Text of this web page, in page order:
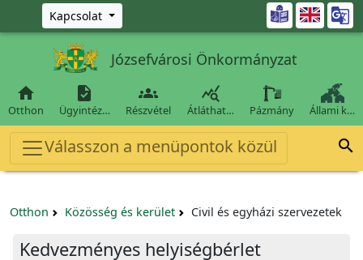
Ugrás a fő tartalomra
Kapcsolat 
Józsefvárosi Önkormányzat

Otthon

Ügyintéz…

Részvétel

Átláthat… Pázmány Állami k…
Válasszon a menüpontok közül 
Otthon Közösség és kerület Civil és egyházi szervezetek
Kedvezményes helyiségbérlet